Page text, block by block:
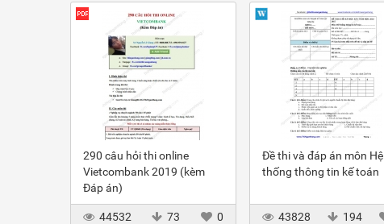
290 câu hỏi thi online
Vietcombank 2019 (kèm
Đáp án)
44532 73 0
Đề thi và đáp án môn Hệ
thống thông tin kế toán
43828 194